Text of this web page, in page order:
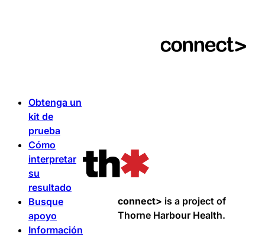
Obtenga un
kit de
prueba
Cómo
interpretar
su
resultado
Busque
apoyo
Información
connect> is a project of
Thorne Harbour Health.